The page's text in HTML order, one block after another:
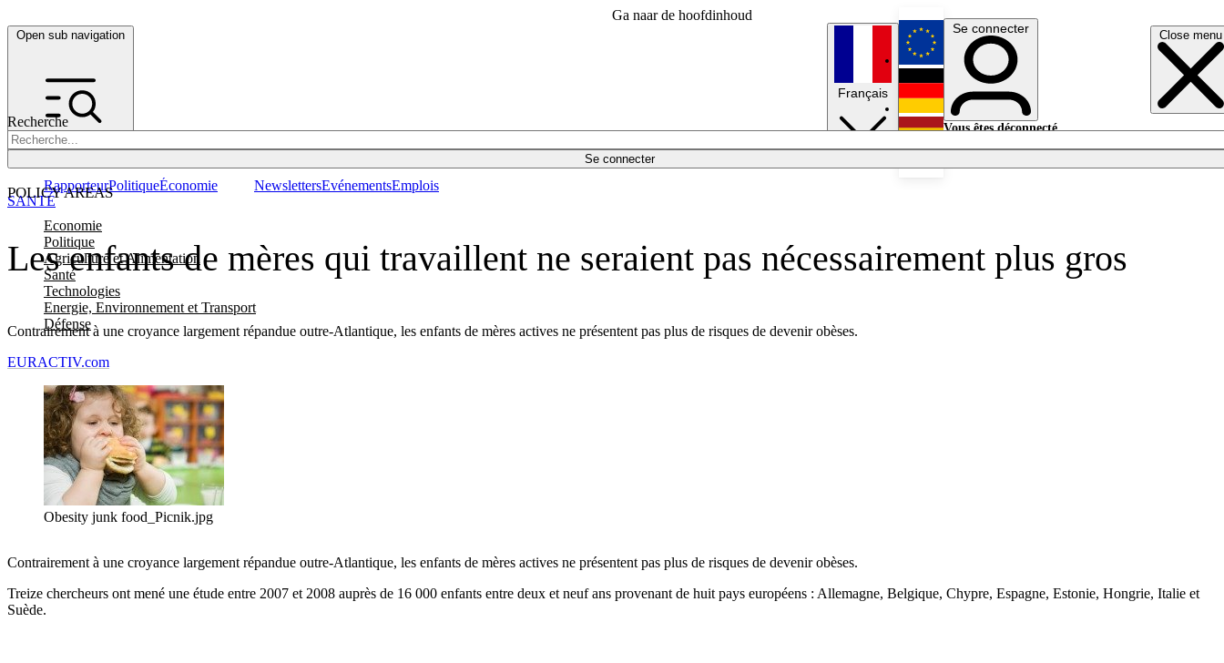
Ga naar de hoofdinhoud
Open sub navigation Close menu
Recherche
Se connecter
POLICY AREAS
Economie
Politique
Agriculture et Alimentation
Santé
Technologies
Energie, Environnement et Transport
Défense
RapporteurPolitiqueÉconomie NewslettersEvénementsEmplois
Français
English
Deutsch
Se connecter
Vous êtes déconnecté.
Les enfants de mères qui travaillent ne seraient pas nécessairement plus gros
Contrairement à une croyance largement répandue outre-Atlantique, les enfants de mères actives ne présentent pas plus de risques de devenir obèses.
SANTÉ
EURACTIV.com
Obesity junk food_Picnik.jpg
Contrairement à une croyance largement répandue outre-Atlantique, les enfants de mères actives ne présentent pas plus de risques de devenir obèses.
Treize chercheurs ont mené une étude entre 2007 et 2008 auprès de 16 000 enfants entre deux et neuf ans provenant de huit pays européens : Allemagne, Belgique, Chypre, Espagne, Estonie, Hongrie, Italie et
Suède.